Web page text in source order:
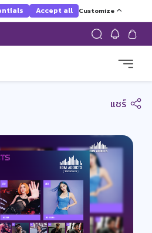
Accept all Customize
แชร์